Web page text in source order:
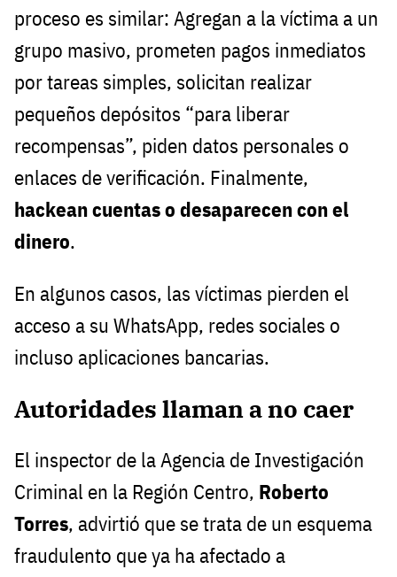
proceso es similar: Agregan a la víctima a un
grupo masivo, prometen pagos inmediatos
por tareas simples, solicitan realizar
pequeños depósitos “para liberar
recompensas”, piden datos personales o
enlaces de verificación. Finalmente,
hackean cuentas o desaparecen con el
dinero.
En algunos casos, las víctimas pierden el
acceso a su WhatsApp, redes sociales o
incluso aplicaciones bancarias.
Autoridades llaman a no caer
El inspector de la Agencia de Investigación
Criminal en la Región Centro, Roberto
Torres, advirtió que se trata de un esquema
fraudulento que ya ha afectado a